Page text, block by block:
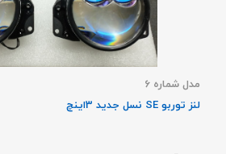
مدل شماره 6
لنز توربو SE نسل جدید 3اینچ